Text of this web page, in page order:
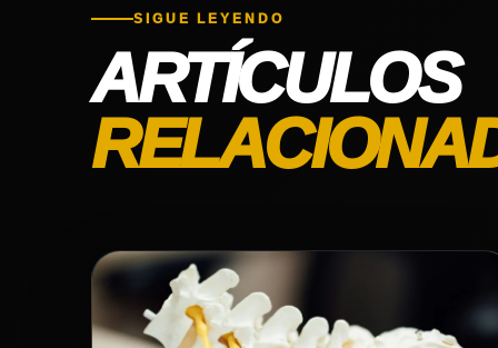
SIGUE LEYENDO
ARTÍCULOS